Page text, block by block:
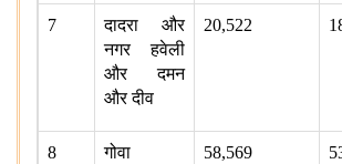
7
दादरा और
नगर हवेली
और दमन
और दीव
20,522
8 गोवा 58,569